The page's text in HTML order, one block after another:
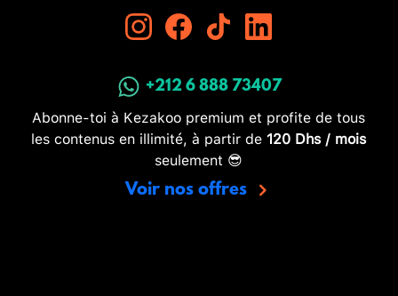
+212 6 888 73407
Abonne-toi à Kezakoo premium et profite de tous
les contenus en illimité, à partir de 120 Dhs / mois
seulement 😎
Voir nos offres